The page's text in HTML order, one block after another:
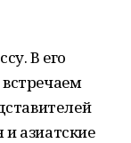
В его
и азиатские